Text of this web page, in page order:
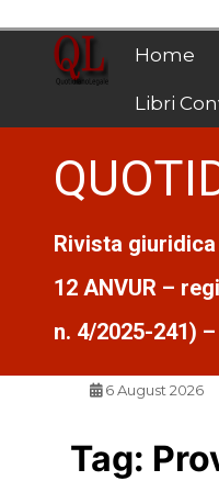
contenuto
Home
Libri
Rivista
12 ANVUR –
n. 4/2025-241)
6 August 2026
Tag: